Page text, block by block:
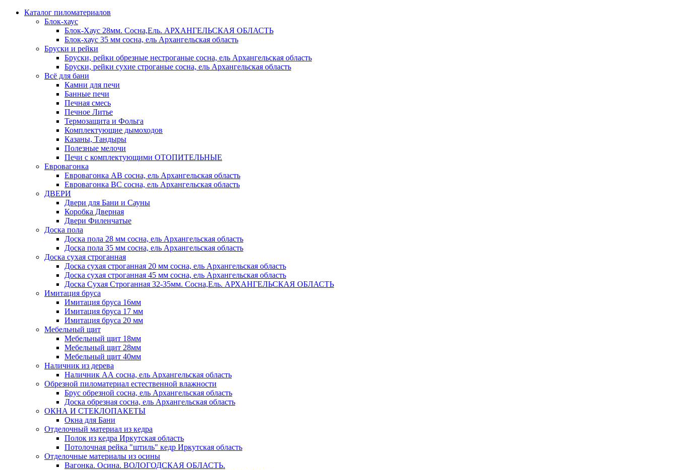
Каталог пиломатериалов
Блок-хаус
Блок-Хаус 28мм. Сосна,Ель. АРХАНГЕЛЬСКАЯ ОБЛАСТЬ
Блок-хаус 35 мм сосна, ель Архангельская область
Бруски и рейки
Бруски, рейки обрезные нестроганые сосна, ель Архангельская область
Бруски, рейки сухие строганые сосна, ель Архангельская область
Всё для бани
Камни для печи
Банные печи
Печная смесь
Печное Литье
Термозащита и Фольга
Комплектующие дымоходов
Казаны, Тандыры
Полезные мелочи
Печи с комплектующими ОТОПИТЕЛЬНЫЕ
Евровагонка
Евровагонка АВ сосна, ель Архангельская область
Евровагонка ВС сосна, ель Архангельская область
ДВЕРИ
Двери для Бани и Сауны
Коробка Дверная
Двери Филенчатые
Доска пола
Доска пола 28 мм сосна, ель Архангельская область
Доска пола 35 мм сосна, ель Архангельская область
Доска сухая строганная
Доска сухая строганная 20 мм сосна, ель Архангельская область
Доска сухая строганная 45 мм сосна, ель Архангельская область
Доска Сухая Строганная 32-35мм. Сосна,Ель. АРХАНГЕЛЬСКАЯ ОБЛАСТЬ
Имитация бруса
Имитация бруса 16мм
Имитация бруса 17 мм
Имитация бруса 20 мм
Мебельный щит
Мебельный щит 18мм
Мебельный щит 28мм
Мебельный щит 40мм
Наличник из дерева
Наличник АА сосна, ель Архангельская область
Обрезной пиломатериал естественной влажности
Брус обрезной сосна, ель Архангельская область
Доска обрезная сосна, ель Архангельская область
ОКНА И СТЕКЛОПАКЕТЫ
Окна для Бани
Отделочный материал из кедра
Полок из кедра Иркутская область
Потолочная рейка "штиль" кедр Иркутская область
Отделочные материалы из осины
Вагонка. Осина. ВОЛОГОДСКАЯ ОБЛАСТЬ.